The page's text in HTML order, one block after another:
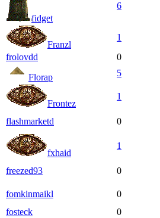
fidget
6
Franzl
1
frolovdd
0
Florap
5
Frontez
1
flashmarketd 0
fxhaid
1
freezed93 0
fomkinmaikl 0
fosteck
0